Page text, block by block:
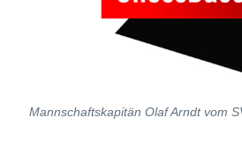
Mannschaftskapitän Olaf Arndt vom